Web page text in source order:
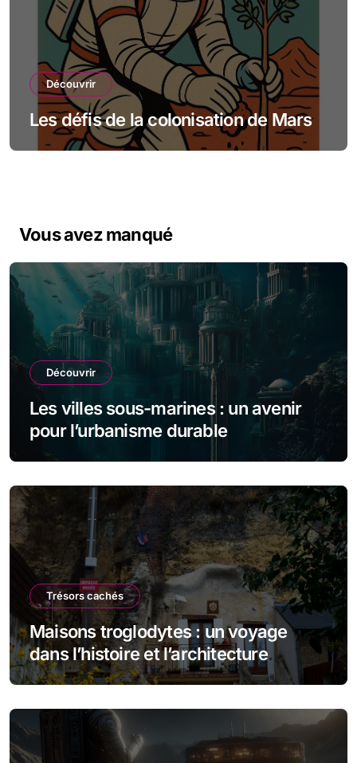
Découvrir
Les défis de la colonisation de Mars
Vous avez manqué
Découvrir
Les villes sous-marines : un avenir
pour l’urbanisme durable
Trésors cachés
Maisons troglodytes : un voyage
dans l’histoire et l’architecture
souterraine